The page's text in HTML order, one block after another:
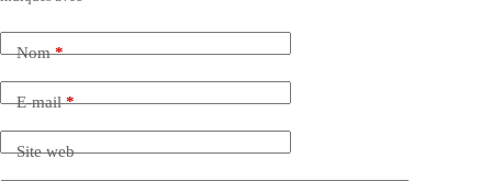
Nom*
E-mail*
Site web